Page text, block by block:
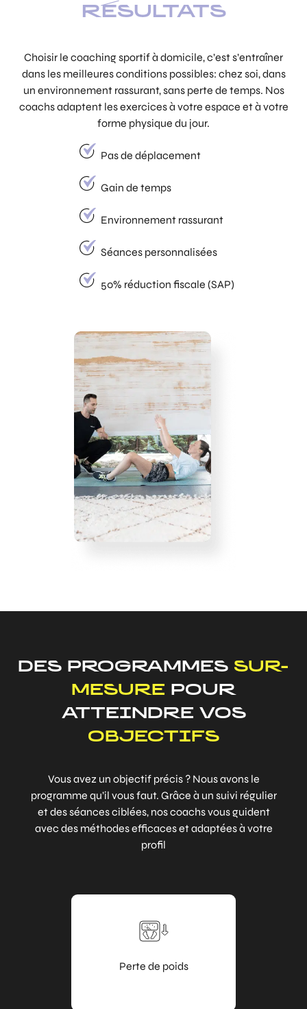
RÉSULTATS
Choisir le coaching sportif à domicile, c’est s’entraîner
dans les meilleures conditions possibles: chez soi, dans
un environnement rassurant, sans perte de temps. Nos
coachs adaptent les exercices à votre espace et à votre
forme physique du jour.
Pas de déplacement
Gain de temps
Environnement rassurant
Séances personnalisées
50% réduction fiscale (SAP)
DES PROGRAMMES SUR-
MESURE POUR
ATTEINDRE VOS
OBJECTIFS
Vous avez un objectif précis ? Nous avons le
programme qu’il vous faut. Grâce à un suivi régulier
et des séances ciblées, nos coachs vous guident
avec des méthodes efficaces et adaptées à votre
profil
Perte de poids